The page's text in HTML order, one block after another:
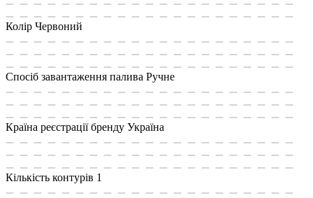
Колір Червоний
Спосіб завантаження палива Ручне
Країна реєстрації бренду Україна
Кількість контурів 1